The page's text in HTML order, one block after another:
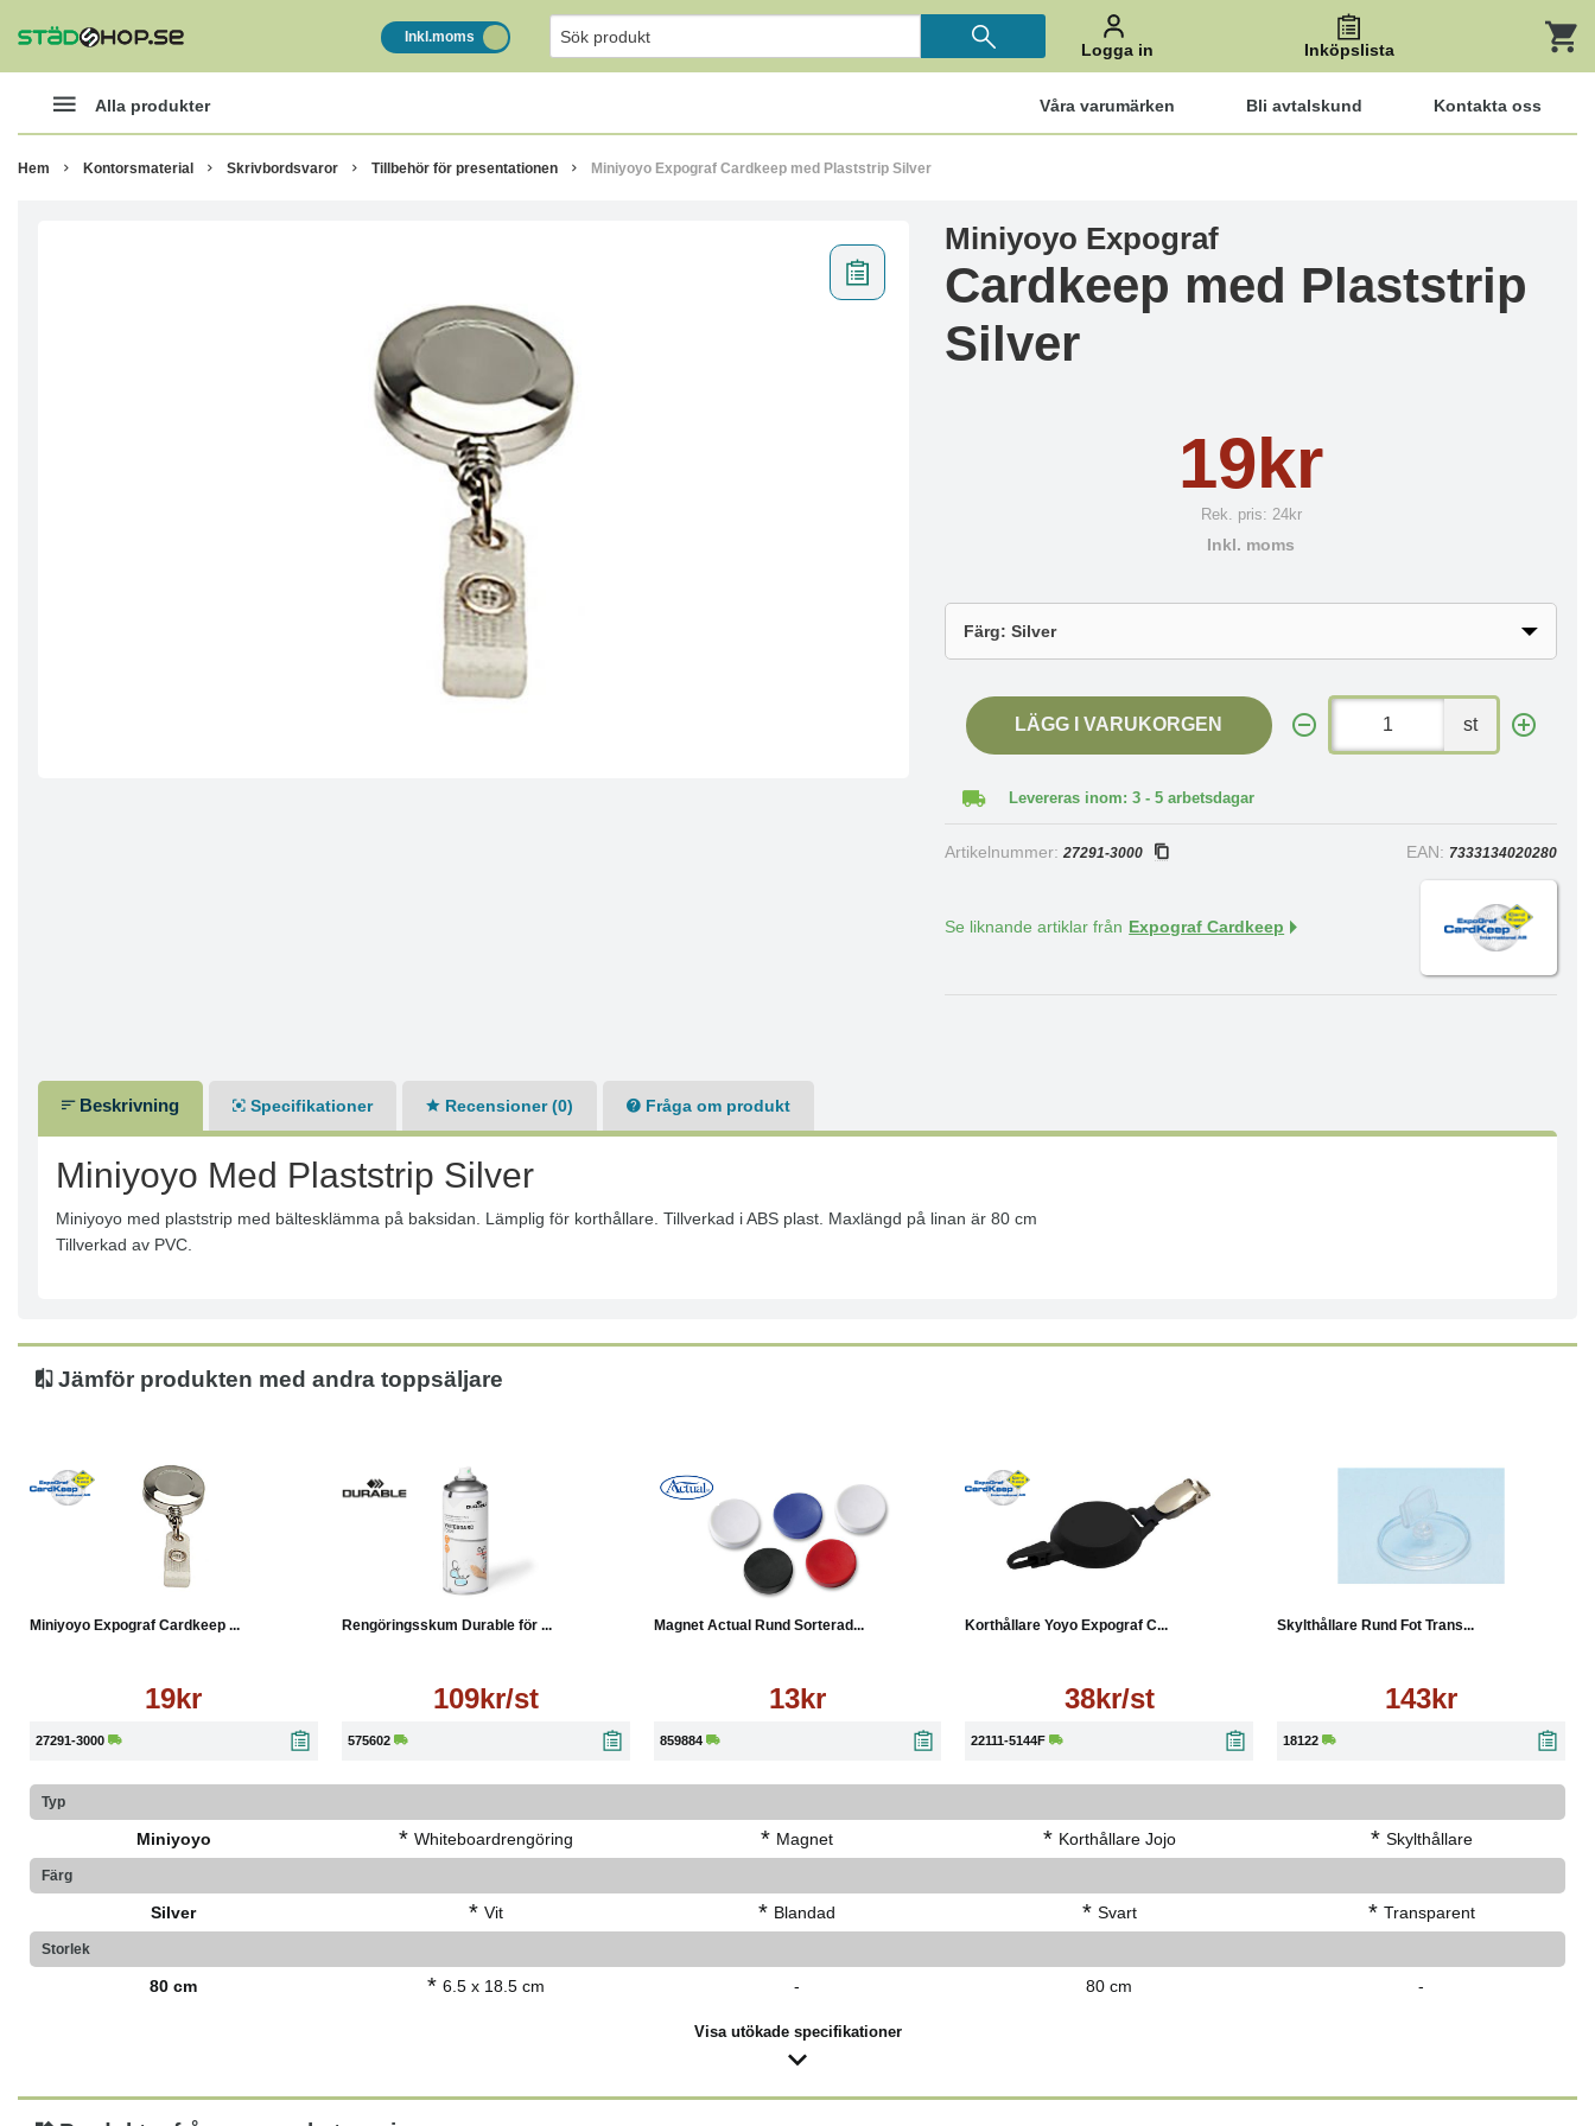
Inkl.moms
Logga in Inköpslista
Alla produkter Våra varumärken Bli avtalskund Kontakta oss
Hem Kontorsmaterial Skrivbordsvaror Tillbehör för presentationen Miniyoyo Expograf Cardkeep med Plaststrip Silver
Miniyoyo Expograf
Cardkeep med Plaststrip
Silver
19kr
Rek. pris: 24kr
Inkl. moms
LÄGG I VARUKORGEN st
Levereras inom: 3 - 5 arbetsdagar
Artikelnummer:27291-3000 EAN: 7333134020280
Se liknande artiklar från Expograf Cardkeep
Beskrivning Specifikationer Recensioner (0) Fråga om produkt
Miniyoyo Med Plaststrip Silver
Miniyoyo med plaststrip med bältesklämma på baksidan. Lämplig för korthållare. Tillverkad i ABS plast. Maxlängd på linan är 80 cm
Tillverkad av PVC.
Jämför produkten med andra toppsäljare
Miniyoyo Expograf Cardkeep ...
19kr
27291-3000
Rengöringsskum Durable för ...
109kr/st
575602
Läs mer
Magnet Actual Rund Sorterad...
13kr
859884
Läs mer
Korthållare Yoyo Expograf C...
38kr/st
22111-5144F
Skylthållare Rund Fot Trans...
143kr
18122
Köp Läs mer
Typ
Miniyoyo * Whiteboardrengöring * Magnet * Korthållare Jojo * Skylthållare
Färg
Silver * Vit * Blandad * Svart * Transparent
Storlek
80 cm * 6.5 x 18.5 cm - 80 cm -
Visa utökade specifikationer